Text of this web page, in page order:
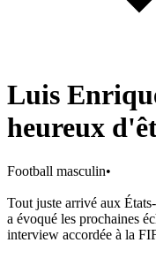
Luis
heureux
Football masculin•
Tout juste arrivé aux
a évoqué les prochaines
interview accordée à la